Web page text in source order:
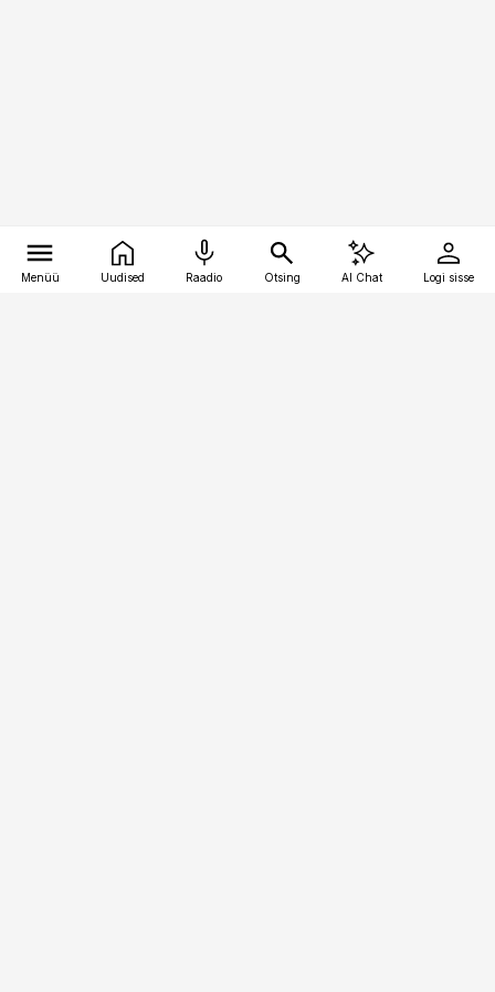
Menüü Uudised Raadio Otsing AI Chat Logi sisse